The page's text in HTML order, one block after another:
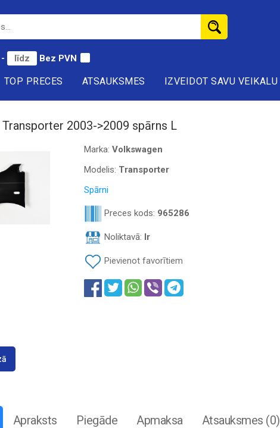
- Bez PVN
TOP PRECES ATSAUKSMES IZVEIDOT SAVU VEIKALU
2003->2009 spārns L
Marka:Volkswagen
Modelis: Transporter
Spārni
Preces kods: 965286
Noliktavā: Ir
Pievienot favorītiem
Apraksts Piegāde Apmaksa Atsauksmes (0)